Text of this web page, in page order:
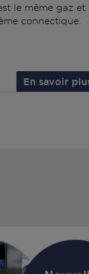
le même gaz et
connectique.
En savoir